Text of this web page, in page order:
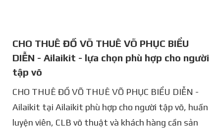
CHO THUÊ ĐỒ VÕ THUÊ VÕ PHỤC BIỂU
DIỄN - Ailaikit - lựa chọn phù hợp cho người
tập võ
CHO THUÊ ĐỒ VÕ THUÊ VÕ PHỤC BIỂU DIỄN -
Ailaikit tại Ailaikit phù hợp cho người tập võ, huấn
luyện viên, CLB võ thuật và khách hàng cần sản